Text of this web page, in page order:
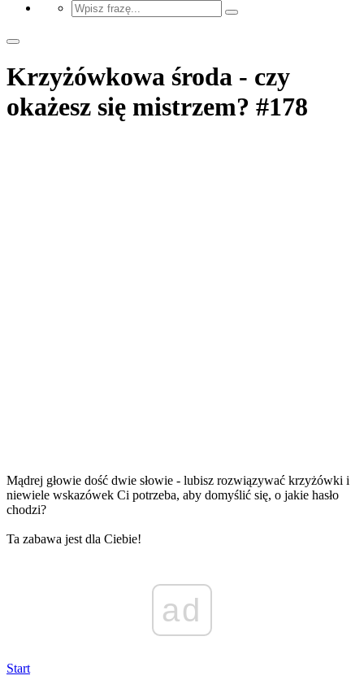
Krzyżówkowa środa - czy
okażesz się mistrzem? #178
Mądrej głowie dość dwie słowie - lubisz rozwiązywać krzyżówki i
niewiele wskazówek Ci potrzeba, aby domyślić się, o jakie hasło
chodzi?
Ta zabawa jest dla Ciebie!
ad
Start